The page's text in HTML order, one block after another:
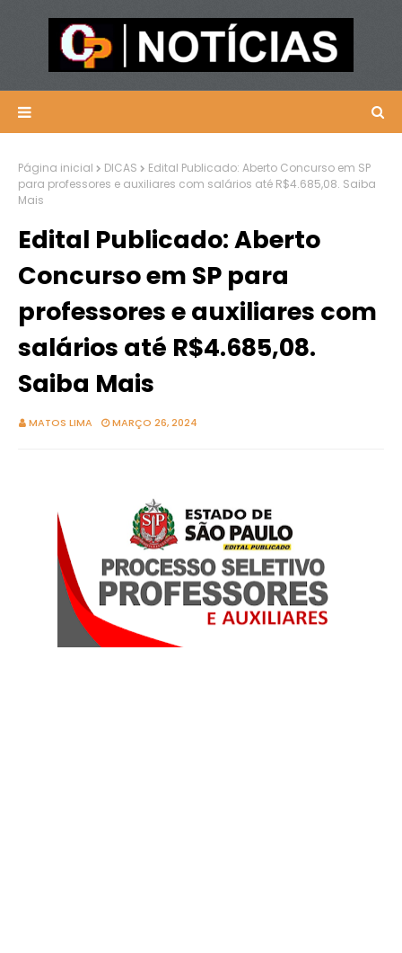
Página inicial DICAS
Edital Publicado: Aberto Concurso em SP
para professores e auxiliares com salários até R$4.685,08. Saiba
Mais
Edital Publicado: Aberto
Concurso em SP para
professores e auxiliares com
salários até R$4.685,08.
Saiba Mais
MATOS LIMA MARÇO 26, 2024